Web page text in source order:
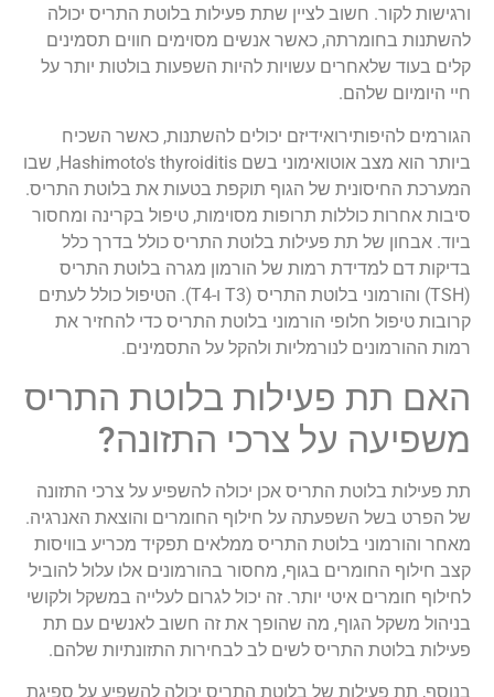
ורגישות לקור. חשוב לציין שתת פעילות בלוטת התריס יכולה
להשתנות בחומרתה, כאשר אנשים מסוימים חווים תסמינים
קלים בעוד שלאחרים עשויות להיות השפעות בולטות יותר על
חיי היומיום שלהם.
הגורמים להיפותירואידיזם יכולים להשתנות, כאשר השכיח
ביותר הוא מצב אוטואימוני בשם Hashimoto's thyroiditis, שבו
המערכת החיסונית של הגוף תוקפת בטעות את בלוטת התריס.
סיבות אחרות כוללות תרופות מסוימות, טיפול בקרינה ומחסור
ביוד. אבחון של תת פעילות בלוטת התריס כולל בדרך כלל
בדיקות דם למדידת רמות של הורמון מגרה בלוטת התריס
(TSH) והורמוני בלוטת התריס (T3 ו-T4). הטיפול כולל לעתים
קרובות טיפול חלופי הורמוני בלוטת התריס כדי להחזיר את
רמות ההורמונים לנורמליות ולהקל על התסמינים.
האם תת פעילות בלוטת התריס
משפיעה על צרכי התזונה?
תת פעילות בלוטת התריס אכן יכולה להשפיע על צרכי התזונה
של הפרט בשל השפעתה על חילוף החומרים והוצאת האנרגיה.
מאחר והורמוני בלוטת התריס ממלאים תפקיד מכריע בוויסות
קצב חילוף החומרים בגוף, מחסור בהורמונים אלו עלול להוביל
לחילוף חומרים איטי יותר. זה יכול לגרום לעלייה במשקל ולקושי
בניהול משקל הגוף, מה שהופך את זה חשוב לאנשים עם תת
פעילות בלוטת התריס לשים לב לבחירות התזונתיות שלהם.
בנוסף, תת פעילות של בלוטת התריס יכולה להשפיע על ספיגת